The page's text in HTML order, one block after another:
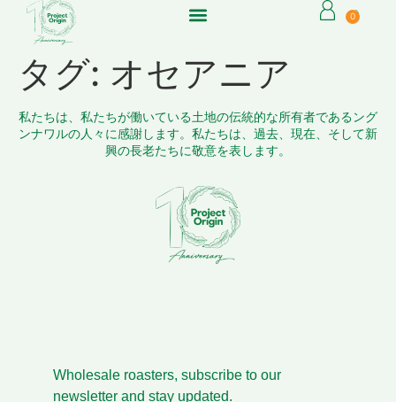
0
タグ: オセアニア
私たちは、私たちが働いている土地の伝統的な所有者であるング
ンナワルの人々に感謝します。私たちは、過去、現在、そして新
興の長老たちに敬意を表します。